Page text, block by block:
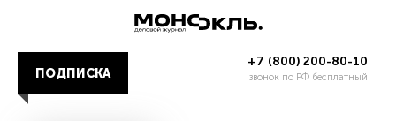
ПОДПИСКА
+7 (800) 200-80-10
звонок по РФ бесплатный